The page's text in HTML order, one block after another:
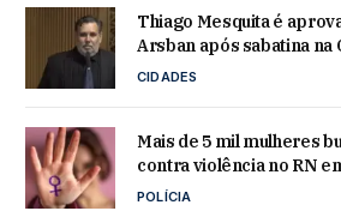
Thiago Mesquita é
Arsban após sabatina na
CIDADES
Mais de 5 mil mulheres
contra violência no RN
POLÍCIA